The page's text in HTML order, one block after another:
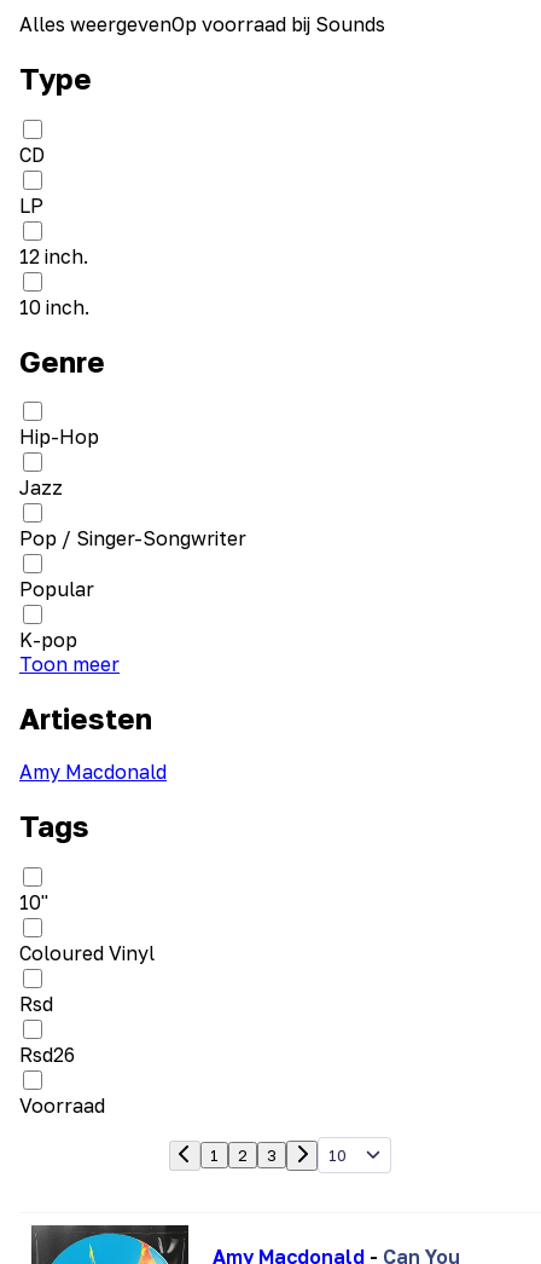
Alles weergevenOp voorraad bij Sounds
Type
CD
LP
12 inch.
10 inch.
Genre
Hip-Hop
Jazz
Pop / Singer-Songwriter
Popular
K-pop
Toon meer
Artiesten
Amy Macdonald
Tags
10"
Coloured Vinyl
Rsd
Rsd26
Voorraad
1 2 3 10
Amy Macdonald - Can You